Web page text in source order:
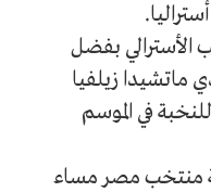
الأسترالي بفضل
ماتشيدا زيلفيا
في الموسم
منتخب مصر مساء